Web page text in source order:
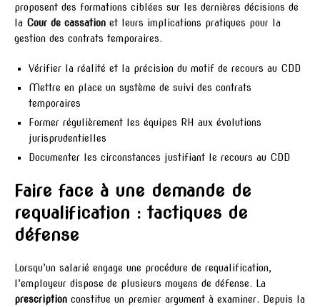
proposent des formations ciblées sur les dernières décisions de
la Cour de cassation et leurs implications pratiques pour la
gestion des contrats temporaires.
Vérifier la réalité et la précision du motif de recours au CDD
Mettre en place un système de suivi des contrats
temporaires
Former régulièrement les équipes RH aux évolutions
jurisprudentielles
Documenter les circonstances justifiant le recours au CDD
Faire face à une demande de
requalification : tactiques de
défense
Lorsqu’un salarié engage une procédure de requalification,
l’employeur dispose de plusieurs moyens de défense. La
prescription constitue un premier argument à examiner. Depuis la